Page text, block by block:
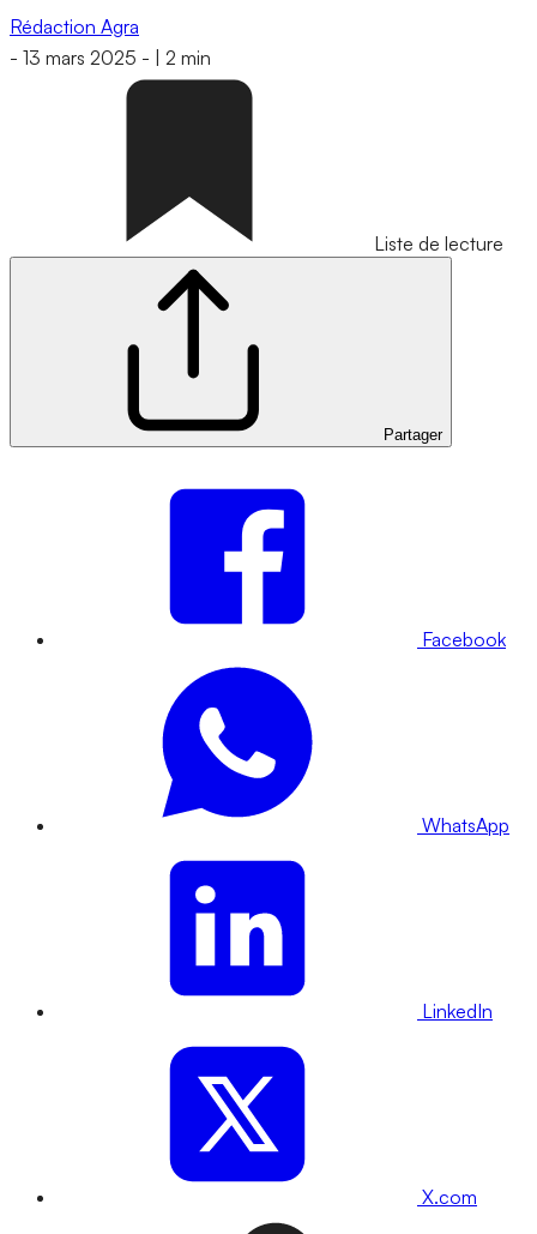
Rédaction Agra
- 13 mars 2025 - 2 min
Liste de lecture
Partager
Facebook
WhatsApp
LinkedIn
X.com